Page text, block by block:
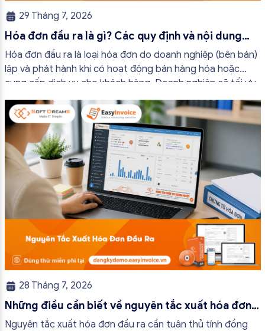
29 Tháng 7, 2026
Hóa đơn đầu ra là gì? Các quy định và nội dung
bắt buộc mới nhất
Hóa đơn đầu ra là loại hóa đơn do doanh nghiệp (bên bán)
lập và phát hành khi có hoạt động bán hàng hóa hoặc
cung cấp dịch vụ cho khách hàng. Doanh nghiệp sẽ tối ưu
quy trình vận hành và tránh được những án phạt hành
chính không đáng có nếu nắm rõ […]
28 Tháng 7, 2026
Những điều cần biết về nguyên tắc xuất hóa đơn
đầu ra
Nguyên tắc xuất hóa đơn đầu ra cần tuân thủ tính đồng